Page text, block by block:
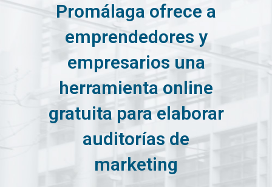
Promálaga ofrece a
emprendedores y
empresarios una
herramienta online
gratuita para elaborar
auditorías de
marketing